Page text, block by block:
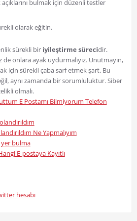
bulmak için düzenli testler
olarak eğitin.
sürekli bir iyileştirme sürecidir.
onlara ayak uydurmalıyız. Unutmayın,
için sürekli çaba sarf etmek şart. Bu
aynı zamanda bir sorumluluktur. Siber
olmalı.
E Postamı Bilmiyorum Telefon
Ne Yapmalıyım
bulma
E-postaya Kayıtlı
hesabı